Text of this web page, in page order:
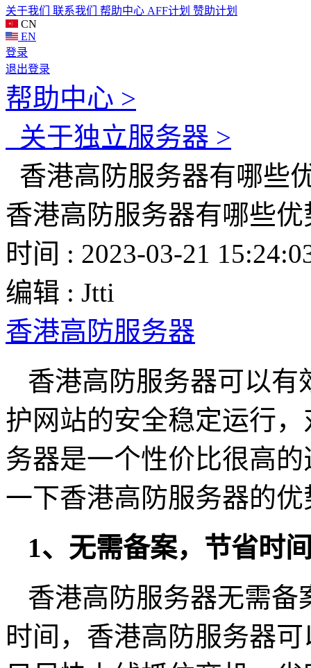
关于我们 联系我们 帮助中心 AFF计划 赞助计划
CN
EN
登录
退出登录
帮助中心 >
关于独立服务器 >
香港高防服务器有哪些
香港高防服务器有哪些优
时间 : 2023-03-21
编辑 : Jtti
香港高防服务器
香港高防服务器可以有
护网站的安全稳定运行
务器是一个性价比很高
一下香港高防服务器的优
1、无需备案，节省时
香港高防服务器无需备
时间，香港高防服务器